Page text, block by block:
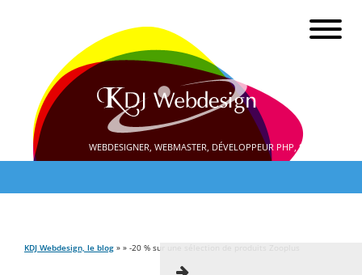
WEBDESIGNER, WEBMASTER, DÉVELOPPEUR PHP, SEO
KDJ Webdesign, le blog » » -20 % sur une sélection de produits Zooplus